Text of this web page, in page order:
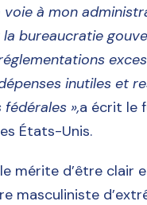
à mon
bureaucratie
inutiles et
»,a écrit le
États-Unis.
mérite d’être clair
masculiniste